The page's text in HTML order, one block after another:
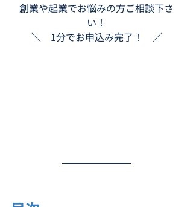
創業や起業でお悩みの方ご相談下さ
い！
＼　1分でお申込み完了！　／